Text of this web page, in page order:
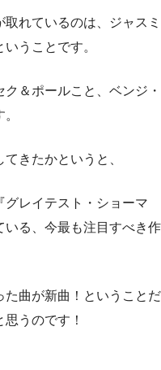
れているのは、ジャスミ
うことです。
＆ポールこと、ベンジ・
きたかというと、
グレイテスト・ショーマ
いる、今最も注目すべき作
た曲が新曲！ということだ
うのです！